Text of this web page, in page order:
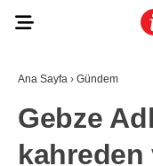
Ana Sayfa › Gündem
Gebze